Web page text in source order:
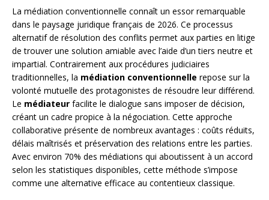
La médiation conventionnelle connaît un essor remarquable
dans le paysage juridique français de 2026. Ce processus
alternatif de résolution des conflits permet aux parties en litige
de trouver une solution amiable avec l’aide d’un tiers neutre et
impartial. Contrairement aux procédures judiciaires
traditionnelles, la médiation conventionnelle repose sur la
volonté mutuelle des protagonistes de résoudre leur différend.
Le médiateur facilite le dialogue sans imposer de décision,
créant un cadre propice à la négociation. Cette approche
collaborative présente de nombreux avantages : coûts réduits,
délais maîtrisés et préservation des relations entre les parties.
Avec environ 70% des médiations qui aboutissent à un accord
selon les statistiques disponibles, cette méthode s’impose
comme une alternative efficace au contentieux classique.